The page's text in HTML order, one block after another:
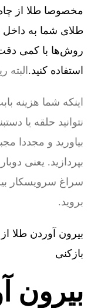
مخصوصا طلا از
طلای شما به داخل
روش‌ها با کمی
استفاده کنید.
اینکه شما هزینه
نتوانید حلقه یا
بیاورید و مجددا
بپردازید. یعنی
سراغ سرویسکار
بروید.
بیرون آوردن طلا
بازکنی
بیرون